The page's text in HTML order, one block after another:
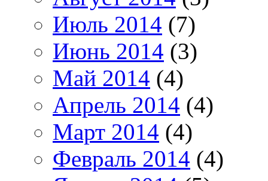
Июль 2014 (7)
Июнь 2014 (3)
Май 2014 (4)
Апрель 2014 (4)
Март 2014 (4)
Февраль 2014 (4)